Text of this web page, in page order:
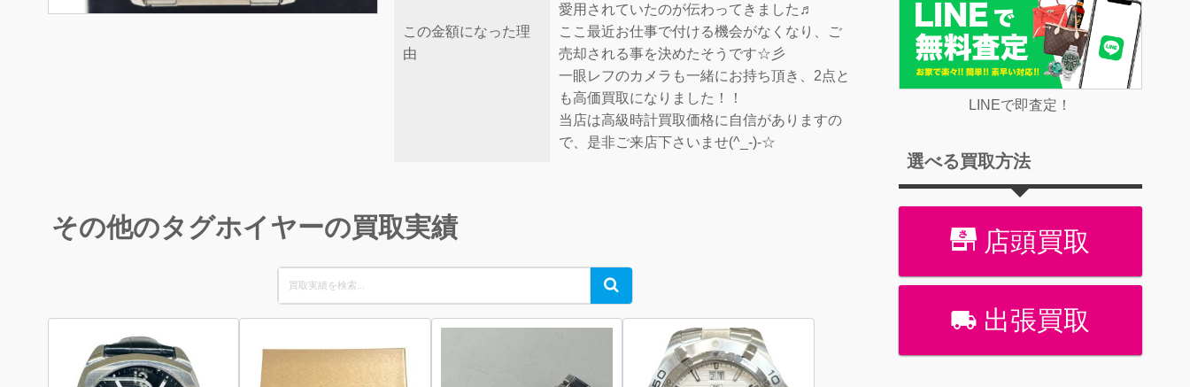
この金額になった理
由
愛用されていたのが伝わってきました♬
ここ最近お仕事で付ける機会がなくなり、ご
売却される事を決めたそうです☆彡
一眼レフのカメラも一緒にお持ち頂き、2点と
も高価買取になりました！！
当店は高級時計買取価格に自信がありますの
で、是非ご来店下さいませ(^_-)-☆
その他のタグホイヤーの買取実績
Search
for:
Search
LINEで即査定！
選べる買取方法
店頭買取
出張買取